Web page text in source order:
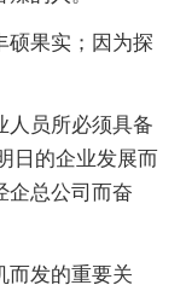
硕果实；因为探
人员所必须具备
日的企业发展而
企总公司而奋
而发的重要关